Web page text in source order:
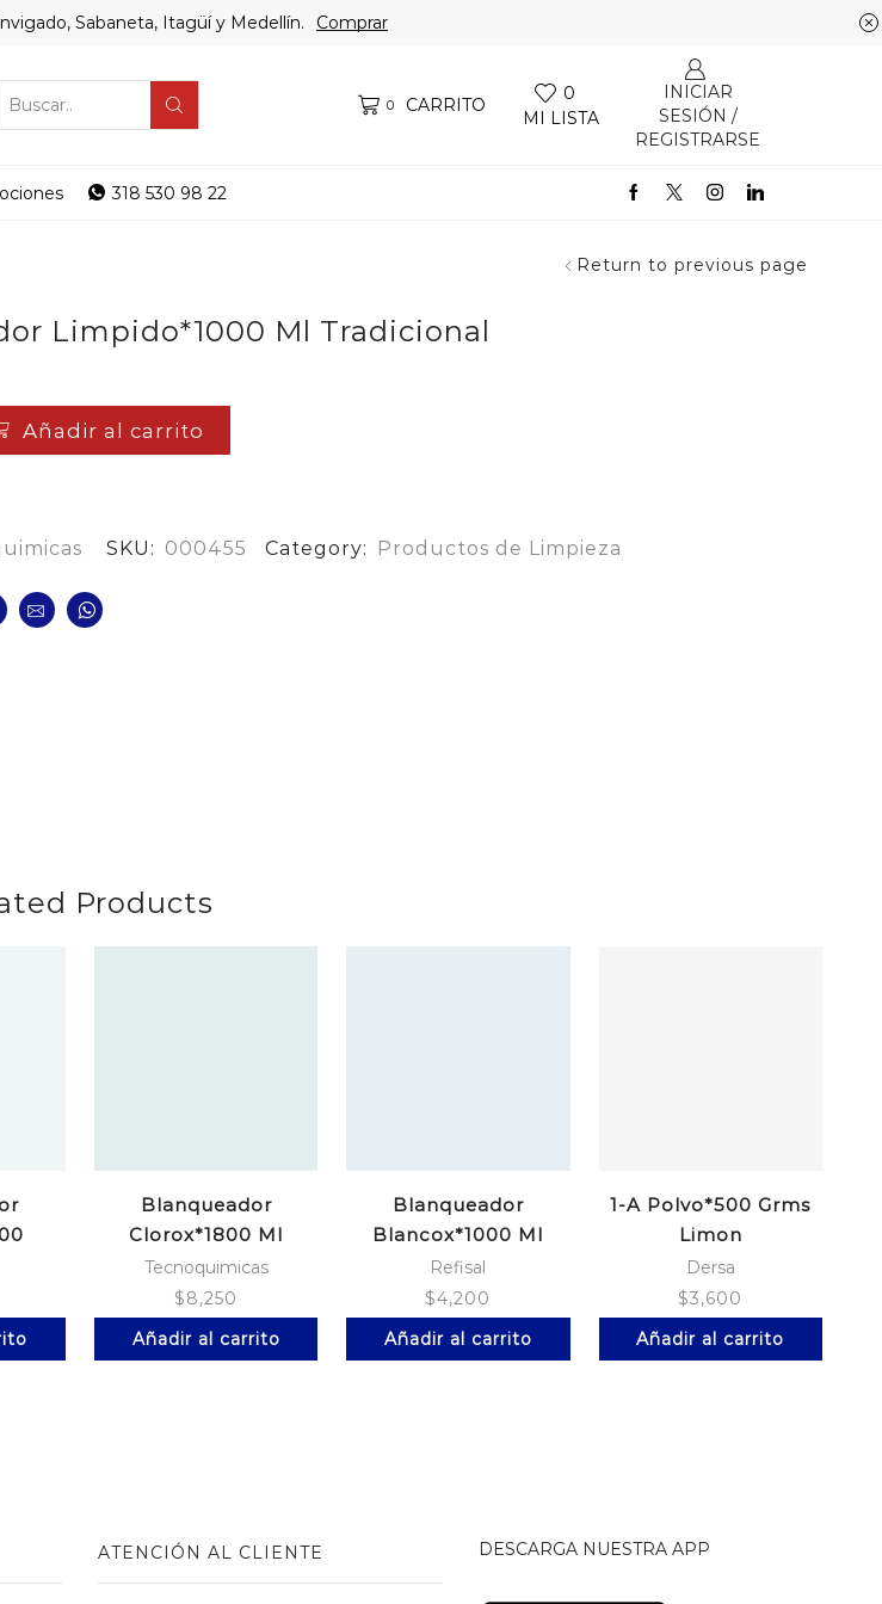
Sabaneta, Itagüí y Medellín. Comprar
SEARCH
0 CARRITO
0
MI LISTA
INICIAR
SESIÓN /
REGISTRARSE
318 530 98 22
Return to previous page
Limpido*1000 Ml Tradicional
Añadir al carrito
SKU: 000455 Category: Productos de Limpieza
Products
Blanqueador
Clorox*1800 Ml
Tradicional
Tecnoquimicas
$8,250
Añadir al carrito
Blanqueador
Blancox*1000 Ml
Refisal
$4,200
Añadir al carrito
1-A Polvo*500 Grms
Limon
Dersa
$3,600
Añadir al carrito
ATENCIÓN AL CLIENTE DESCARGA NUESTRA APP